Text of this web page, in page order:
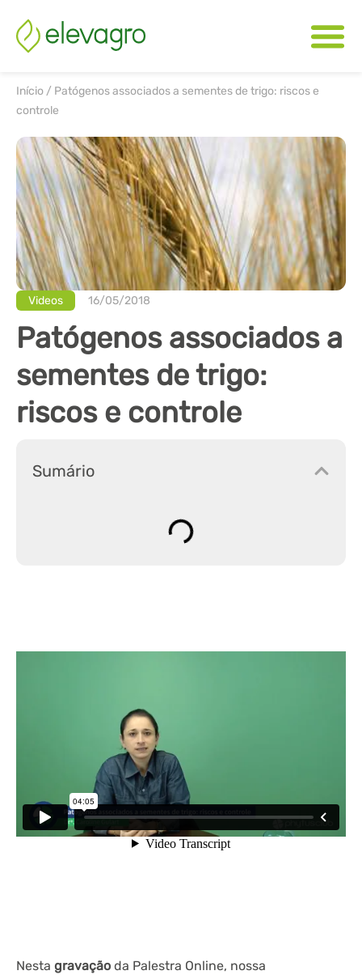
Início / Patógenos associados a sementes de trigo: riscos e
controle
Videos 16/05/2018
Patógenos associados a
sementes de trigo:
riscos e controle
Sumário
Nesta gravação da Palestra Online, nossa